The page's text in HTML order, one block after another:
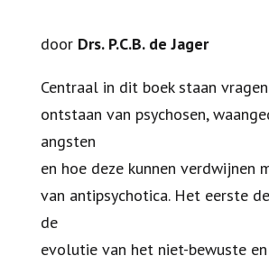
door Drs. P.C.B. de Jager
Centraal in dit boek staan
ontstaan van psychosen,
angsten
en hoe deze kunnen verdwijnen
van antipsychotica. Het eerste
de
evolutie van het niet-bewuste